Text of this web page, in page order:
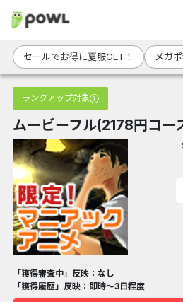
セールでお得に夏服GET！ メガ
ランクアップ対象
ムービーフル(2178円コー
「獲得審査中」反映：なし
「獲得履歴」反映：即時～3日程度